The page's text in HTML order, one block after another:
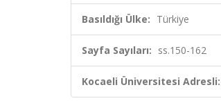
Basıldığı Ülke: Türkiye
Sayfa Sayıları: ss.150-162
Kocaeli Üniversitesi Adresli: